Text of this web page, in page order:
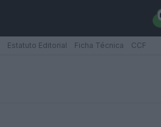
Estatuto Editorial Ficha Técnica CCF